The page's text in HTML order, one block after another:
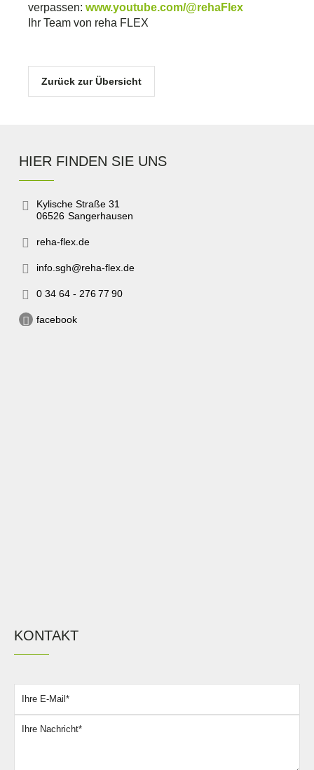
verpassen: www.youtube.com/@rehaFlex
Ihr Team von reha FLEX
Zurück zur Übersicht
HIER FINDEN SIE UNS
Kylische Straße 31
06526 Sangerhausen
reha-flex.de
info.sgh@reha-flex.de
0 34 64 - 276 77 90
facebook
KONTAKT